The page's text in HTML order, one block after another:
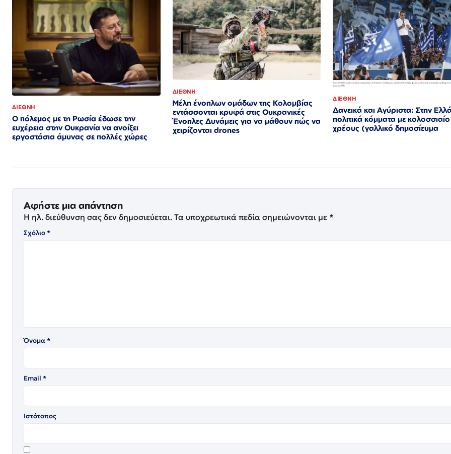
ΔΙΕΘΝΗ
Ο πόλεμος με τη Ρωσία έδωσε την
ευχέρεια στην Ουκρανία να ανοίξει
εργοστάσια άμυνας σε πολλές χώρες
ΔΙΕΘΝΗ
Μέλη ένοπλων ομάδων της Κολομβίας
εντάσσονται κρυφά στις Ουκρανικές
Ένοπλες Δυνάμεις για να μάθουν πώς να
χειρίζονται drones
ΔΙΕΘΝΗ
Δανεικά και Αγύριστα: Στην
πολιτικά κόμματα με
χρέους (γαλλικό δημοσίευμα
Αφήστε μια απάντηση
Η ηλ. διεύθυνση σας δεν δημοσιεύεται. Τα υποχρεωτικά πεδία σημειώνονται με *
Σχόλιο*
Όνομα*
Email *
Ιστότοπος